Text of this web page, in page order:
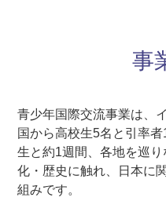
事
青少年国際交流事業は、
国から高校生5名と引率
生と約1週間、各地を巡
化・歴史に触れ、日本に
組みです。